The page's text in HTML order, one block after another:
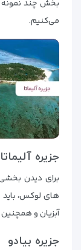
بخش چند نمونه
می‌کنیم.
جزیره آلیماتا
برای دیدن
های لوکس، باید
آبزیان و
جزیره بیادو